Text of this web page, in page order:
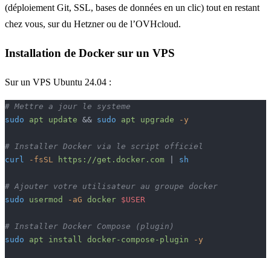
(déploiement Git, SSL, bases de données en un clic) tout en restant
chez vous, sur du Hetzner ou de l’OVHcloud.
Installation de Docker sur un VPS
Sur un VPS Ubuntu 24.04 :
# Mettre a jour le systeme
sudo apt update && sudo apt upgrade -y
# Installer Docker via le script officiel
curl
-fsSL https://get.docker.com sh
# Ajouter votre utilisateur au groupe docker
sudo usermod -aG docker $USER
# Installer Docker Compose (plugin)
sudo apt install docker-compose-plugin -y